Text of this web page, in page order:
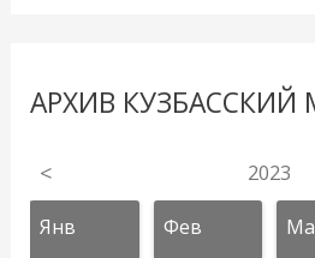
АРХИВ КУЗБАССКИЙ
< 2023
Янв Фев